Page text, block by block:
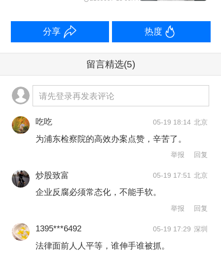
在补充起诉遗漏罪行方面，检察机关针
两次补充起诉，受贿金额从报案时的
元。
同时，坚持受贿行贿一起查。刘某某、
邹某某案涉及19个商业广场项目、1个地
产项目及179个供配电工程项目，牵连出
项目拓展中心不同层级受贿人员、涉案
项目行贿人及行贿企业。检察机关成功
起诉刘某某等主犯，另行起诉关联行受
分享 热度
留言精选(5)
请先登录再发表评论
吃吃 05-19 18:14 北京
为浦东检察院的高效办案点赞，辛苦了。
举报 回复
炒股致富 05-19 17:51 北京
企业反腐必须常态化，不能手软。
举报 回复
1395***6492 05-19 17:29 深圳
法律面前人人平等，谁伸手谁被抓。